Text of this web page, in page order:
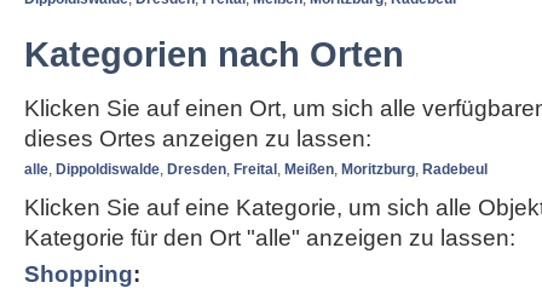
Kategorien nach Orten
Klicken Sie auf einen Ort, um sich alle
dieses Ortes anzeigen zu lassen:
alle, Dippoldiswalde, Dresden, Freital , Meißen, Moritzburg, Radebeul
Klicken Sie auf eine Kategorie, um sich alle
Kategorie für den Ort "alle" anzeigen zu lassen:
Shopping: